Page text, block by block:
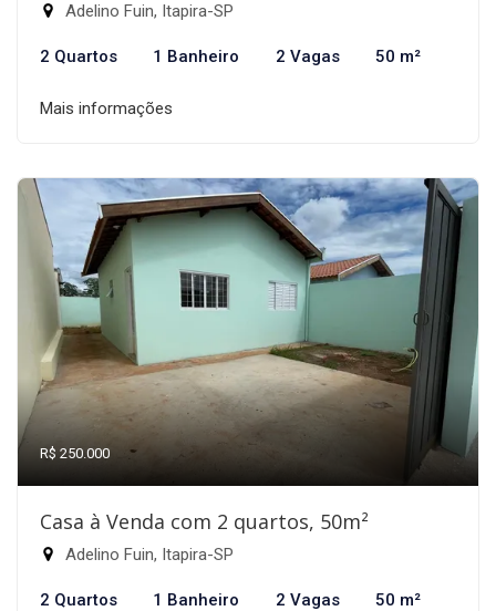
Adelino Fuin, Itapira-SP
2 Quartos 1 Banheiro 2 Vagas 50 m²
Mais informações
R$ 250.000
Casa à Venda com 2 quartos, 50m²
Adelino Fuin, Itapira-SP
2 Quartos 1 Banheiro 2 Vagas 50 m²